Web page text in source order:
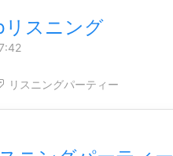
スニング
リスニングパーティー